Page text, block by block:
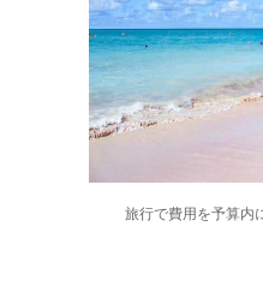
旅行で費用を予算内